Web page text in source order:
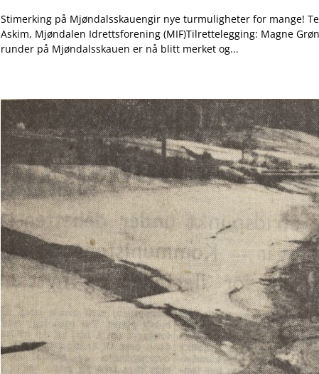
Stimerking på Mjøndalsskauengir nye turmuligheter for mange!
Askim, Mjøndalen Idrettsforening (MIF)Tilrettelegging: Magne
runder på Mjøndalsskauen er nå blitt merket og...